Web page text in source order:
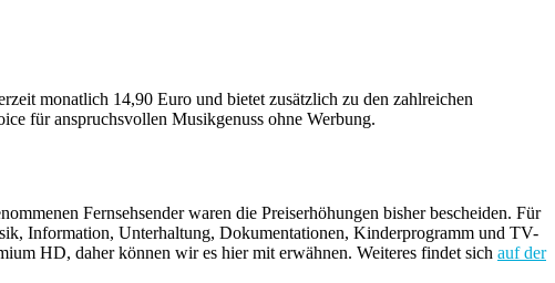
monatlich 14,90 Euro und bietet zusätzlich zu den zahlreichen
für anspruchsvollen Musikgenuss ohne Werbung.
Fernsehsender waren die Preiserhöhungen bisher bescheiden. Für
Information, Unterhaltung, Dokumentationen, Kinderprogramm und TV-
HD, daher können wir es hier mit erwähnen. Weiteres findet sich auf der